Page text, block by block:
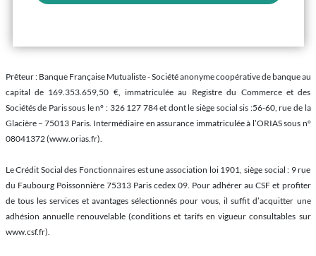
Prêteur : Banque Française Mutualiste - Société anonyme coopérative de banque au
capital de 169.353.659,50 €, immatriculée au Registre du Commerce et des
Sociétés de Paris sous le n° : 326 127 784 et dont le siège social sis :56-60, rue de la
Glacière – 75013 Paris. Intermédiaire en assurance immatriculée à l’ORIAS sous n°
08041372 (www.orias.fr).
Le Crédit Social des Fonctionnaires est une association loi 1901, siège social : 9 rue
du Faubourg Poissonnière 75313 Paris cedex 09. Pour adhérer au CSF et profiter
de tous les services et avantages sélectionnés pour vous, il suffit d’acquitter une
adhésion annuelle renouvelable (conditions et tarifs en vigueur consultables sur
www.csf.fr).